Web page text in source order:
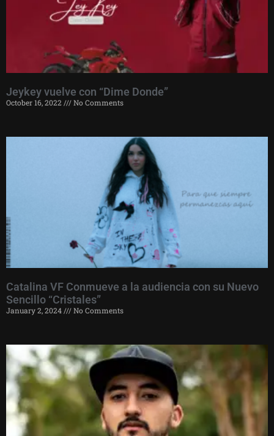
Jeykey vuelve con “Dime Donde”
October 16, 2022 No Comments
Catalina VF Conmueve a la audiencia con su Nuevo
Sencillo “Cristales”
January 2, 2024 No Comments